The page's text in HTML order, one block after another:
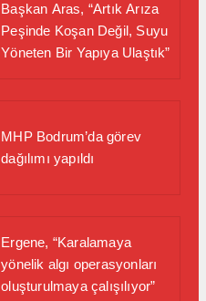
Başkan Aras, “Artık Arıza
Peşinde Koşan Değil, Suyu
Yöneten Bir Yapıya Ulaştık”
MHP Bodrum’da görev
dağılımı yapıldı
Ergene, “Karalamaya
yönelik algı operasyonları
oluşturulmaya çalışılıyor”